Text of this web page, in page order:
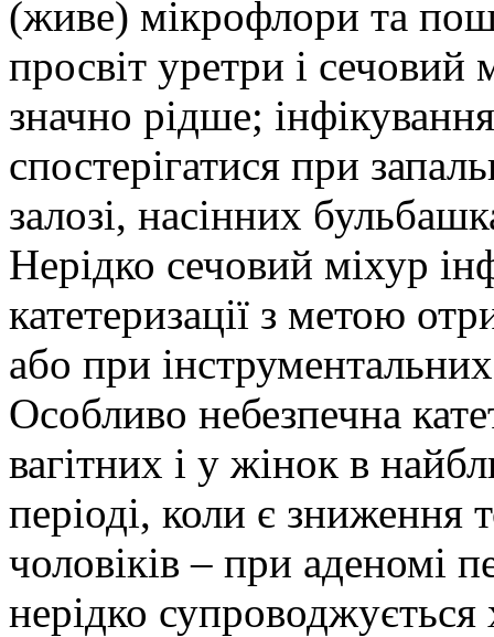
(живе) мікрофлори та
просвіт уретри і сечовий
значно рідше;
спостерігатися при
залозі, насінних
Нерідко сечовий міхур
катетеризації з метою
або при
Особливо небезпечна
вагітних і у жінок в
періоді, коли є зниження
чоловіків – при аденомі
нерідко